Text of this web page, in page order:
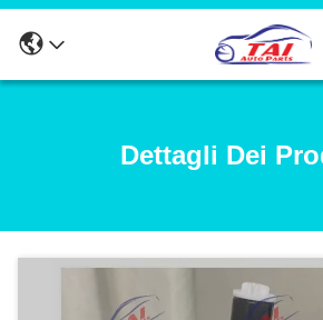
Dettagli Dei